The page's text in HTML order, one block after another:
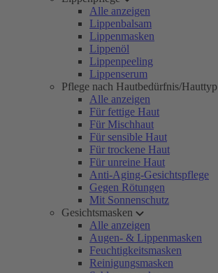
Alle anzeigen
Lippenbalsam
Lippenmasken
Lippenöl
Lippenpeeling
Lippenserum
Pflege nach Hautbedürfnis/Hauttyp
Alle anzeigen
Für fettige Haut
Für Mischhaut
Für sensible Haut
Für trockene Haut
Für unreine Haut
Anti-Aging-Gesichtspflege
Gegen Rötungen
Mit Sonnenschutz
Gesichtsmasken
Alle anzeigen
Augen- & Lippenmasken
Feuchtigkeitsmasken
Reinigungsmasken